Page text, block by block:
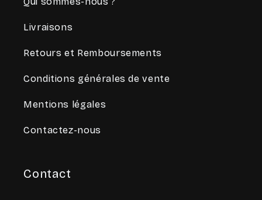
Livraisons
Retours et Remboursements
Conditions générales de vente
Mentions légales
Contactez-nous
Contact